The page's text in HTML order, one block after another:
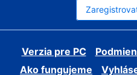
Verzia pre PC
Ako fungujeme